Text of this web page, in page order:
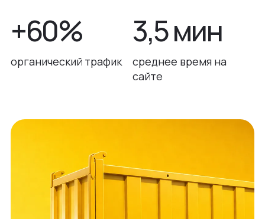
+60%
органический трафик
3,5 мин
среднее время на
сайте